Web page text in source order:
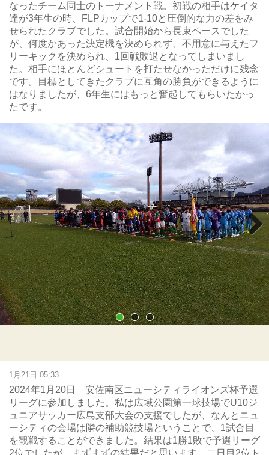
なったチーム同士のトーナメント戦。初戦の相手はケイタ
達が3年生の時、FLPカップで1-10と圧倒的な力の差をみ
せられたクラブでした。試合開始から長束ペースでした
が、何度かあった決定機を決められず、不用意に与えたフ
リーキックを決められ、1回戦敗退となってしまいまし
た。相手にほとんどシュートを打たせなかっただけに残念
です。目標としてきたクラブに互角の勝負ができるように
はなりましたが、6年生にはもっと奮起してもらいたかっ
たです。
Next
1月21日 05:33
2024年1月20日 安佐南区ニューシティライオンズ杯予選
リーグに参加しました。私は広域公園第一球技場でU10ジ
ュニアサッカー広島支部大会の支援でしたが、なんとニュ
ーシティの会場は隣の補助競技場ということで、1試合目
を観戦することができました。結果は1勝1敗で予選リーグ
2位でしたが、まずまずの結果だと思います。二日目2位ト